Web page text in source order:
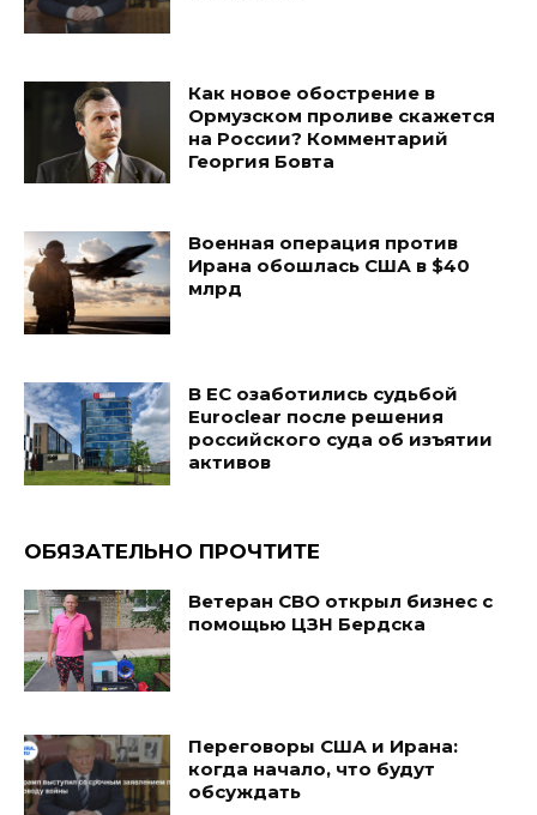
Как новое обострение в
Ормузском проливе скажется
на России? Комментарий
Георгия Бовта
Военная операция против
Ирана обошлась США в $40
млрд
В ЕС озаботились судьбой
Euroclear после решения
российского суда об изъятии
активов
ОБЯЗАТЕЛЬНО ПРОЧТИТЕ
Ветеран СВО открыл бизнес с
помощью ЦЗН Бердска
Переговоры США и Ирана:
когда начало, что будут
обсуждать